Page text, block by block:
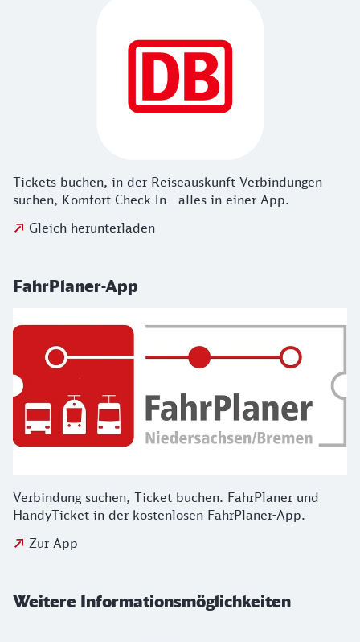
Tickets buchen, in der Reiseauskunft Verbindungen
suchen, Komfort Check-In - alles in einer App.
Gleich herunterladen
FahrPlaner-App
Verbindung suchen, Ticket buchen. FahrPlaner und
HandyTicket in der kostenlosen FahrPlaner-App.
Zur App
Weitere Informationsmöglichkeiten